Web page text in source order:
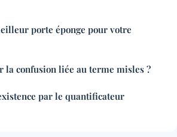
porte éponge pour votre
la confusion liée au terme misles ?
par le quantificateur